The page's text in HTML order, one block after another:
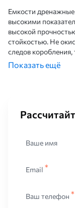
Емкости дренажные
высокими
высокой
стойкостью. Не
следов
углеводородами,
Хорошо переносят
Рабочее
Тип исходного
Температура : от
внутренние стенки
Показать ещё
Ваше имя
Email
Ваш телефон